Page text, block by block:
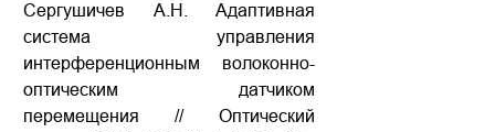
Сергушичев А.Н. Адаптивная
система управления
интерференционным волоконно-
оптическим датчиком
перемещения // Оптический